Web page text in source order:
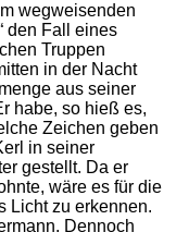
wegweisenden
den Fall eines
Truppen
in der Nacht
aus seiner
habe, so hieß es,
Zeichen geben
in seiner
gestellt. Da er
wäre es für die
Licht zu erkennen.
Dennoch